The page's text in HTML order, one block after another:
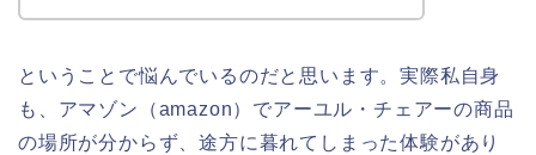
ということで悩んでいるのだと思います。実際私自身
も、アマゾン（amazon）でアーユル・チェアーの商品
の場所が分からず、途方に暮れてしまった体験があり